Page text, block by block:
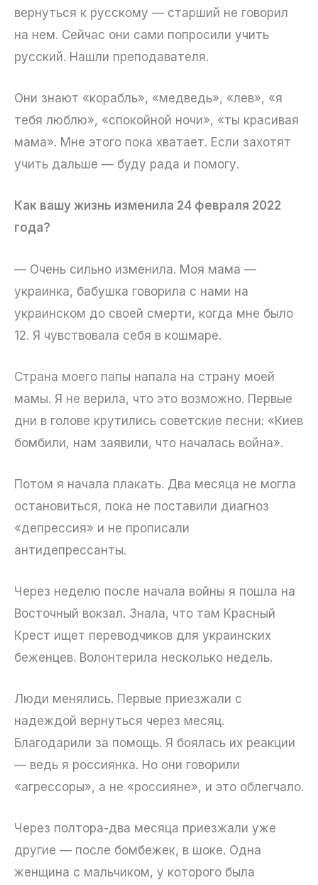
вернуться к русскому — старший не говорил
на нем. Сейчас они сами попросили учить
русский. Нашли преподавателя.
Они знают «корабль», «медведь», «лев», «я
тебя люблю», «спокойной ночи», «ты красивая
мама». Мне этого пока хватает. Если захотят
учить дальше — буду рада и помогу.
Как вашу жизнь изменила 24 февраля 2022
года?
— Очень сильно изменила. Моя мама —
украинка, бабушка говорила с нами на
украинском до своей смерти, когда мне было
12. Я чувствовала себя в кошмаре.
Страна моего папы напала на страну моей
мамы. Я не верила, что это возможно. Первые
дни в голове крутились советские песни: «Киев
бомбили, нам заявили, что началась война».
Потом я начала плакать. Два месяца не могла
остановиться, пока не поставили диагноз
«депрессия» и не прописали
антидепрессанты.
Через неделю после начала войны я пошла на
Восточный вокзал. Знала, что там Красный
Крест ищет переводчиков для украинских
беженцев. Волонтерила несколько недель.
Люди менялись. Первые приезжали с
надеждой вернуться через месяц.
Благодарили за помощь. Я боялась их реакции
— ведь я россиянка. Но они говорили
«агрессоры», а не «россияне», и это облегчало.
Через полтора-два месяца приезжали уже
другие — после бомбежек, в шоке. Одна
женщина с мальчиком, у которого была